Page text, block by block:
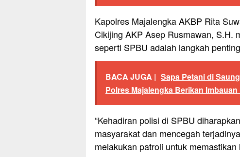
Kapolres Majalengka AKBP Rita
Cikijing AKP Asep Rusmawan, S.H.
seperti SPBU adalah langkah
BACA JUGA | Sapa Petani di
Polres Majalengka Berikan
“Kehadiran polisi di SPBU
masyarakat dan mencegah
melakukan patroli untuk